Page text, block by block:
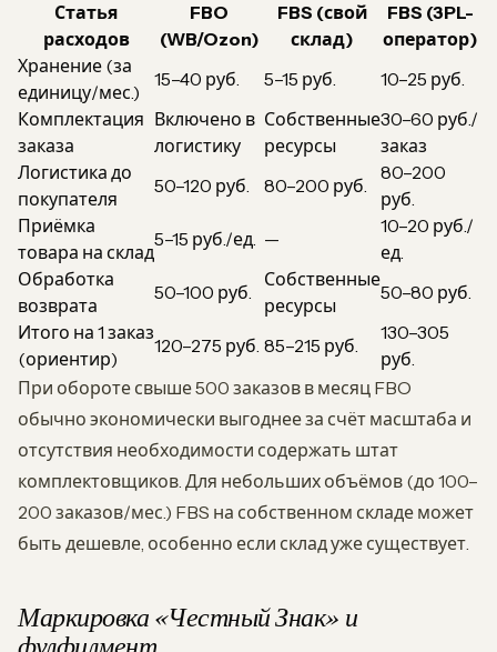
Статья
расходов
FBO
(WB/Ozon)
FBS (свой
склад)
FBS (3PL-
оператор)
Хранение (за
единицу/мес.)
15–40 руб. 5–15 руб.
10–25 руб.
Комплектация
заказа
Включено в
логистику
Собственные
ресурсы
30–60 руб./
заказ
Логистика до
покупателя
50–120 руб. 80–200 руб.
80–200
руб.
Приёмка
товара на склад
5–15 руб./ед. —
10–20 руб./
ед.
Обработка
возврата
50–100 руб.
Собственные
ресурсы
50–80 руб.
Итого на 1 заказ
(ориентир)
120–275 руб. 85–215 руб.
130–305
руб.
При обороте свыше 500 заказов в месяц FBO
обычно экономически выгоднее за счёт масштаба и
отсутствия необходимости содержать штат
комплектовщиков. Для небольших объёмов (до 100–
200 заказов/мес.) FBS на собственном складе может
быть дешевле, особенно если склад уже существует.
Маркировка «Честный Знак» и